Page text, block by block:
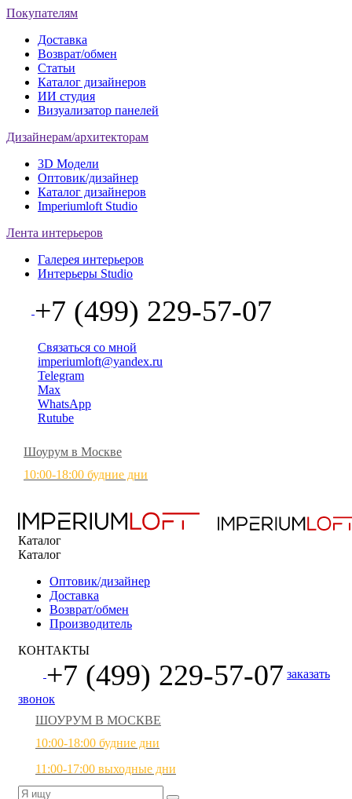
Покупателям
Доставка
Возврат/обмен
Статьи
Каталог дизайнеров
ИИ студия
Визуализатор панелей
Дизайнерам/архитекторам
3D Модели
Оптовик/дизайнер
Каталог дизайнеров
Imperiumloft Studio
Лента интерьеров
Галерея интерьеров
Интерьеры Studio
+7 (499) 229-57-07
Связаться со мной
imperiumloft@yandex.ru
Telegram
Max
WhatsApp
Rutube
Шоурум в Москве
10:00-18:00 будние дни
Каталог
Каталог
Оптовик/дизайнер
Доставка
Возврат/обмен
Производитель
КОНТАКТЫ
+7 (499) 229-57-07 заказать
звонок
ШОУРУМ В МОСКВЕ
10:00-18:00 будние дни
11:00-17:00 выходные дни